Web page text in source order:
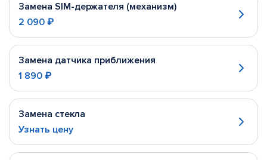
Замена SIM-держателя (механизм)
2 090 ₽
Замена датчика приближения
1 890 ₽
Замена стекла
Узнать цену